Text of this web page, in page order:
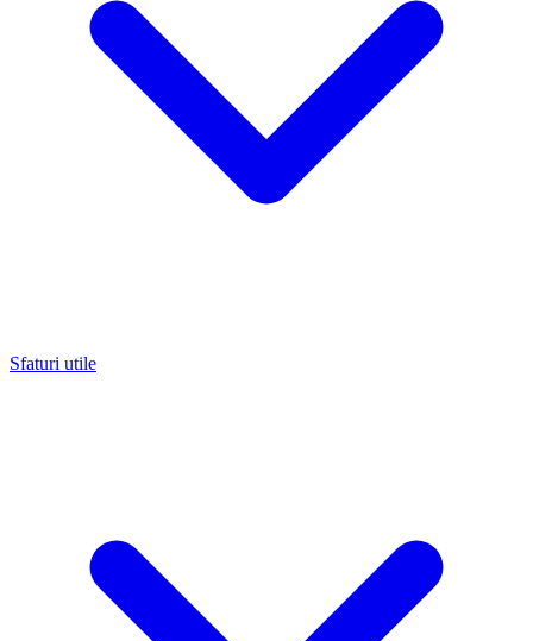
Sfaturi utile